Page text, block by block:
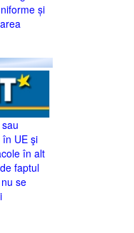
și
UE şi
în alt
faptul
se